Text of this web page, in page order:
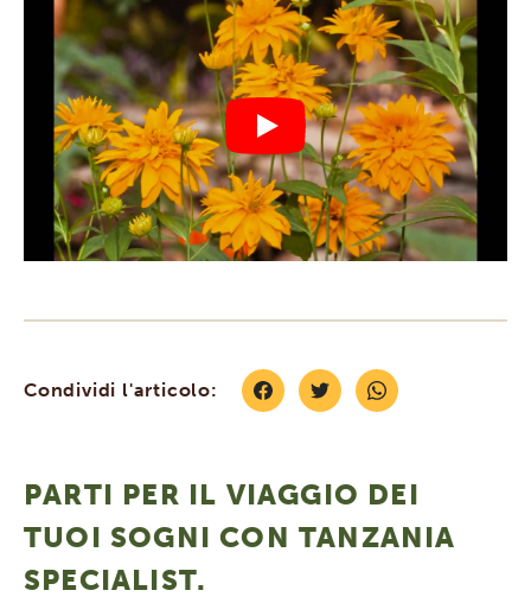
Condividi l'articolo:
PARTI PER IL VIAGGIO DEI
TUOI SOGNI CON TANZANIA
SPECIALIST.